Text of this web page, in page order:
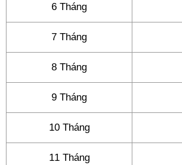
6 Tháng
7 Tháng
8 Tháng
9 Tháng
10 Tháng
11 Tháng